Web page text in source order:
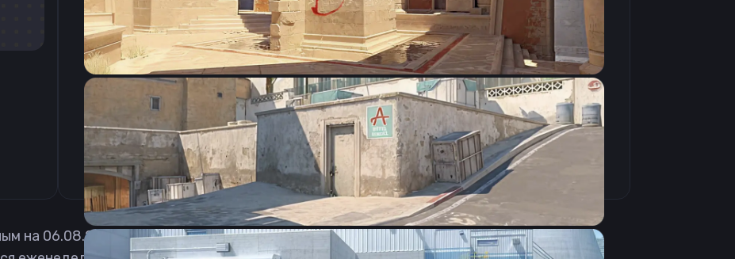
CSGO-AkTYm-syAcf-UKom7-tGKdM-mOJvM
Скопировать
на 06.08.2026